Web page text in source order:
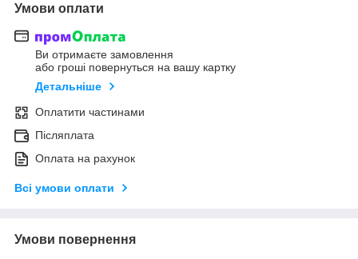
Умови оплати
Ви отримаєте замовлення
або гроші повернуться на вашу картку
Детальніше
Оплатити частинами
Післяплата
Оплата на рахунок
Всі умови оплати
Умови повернення